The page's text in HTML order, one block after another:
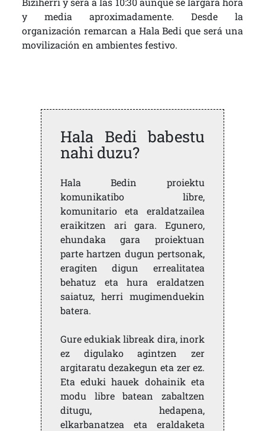
y media aproximadamente. Desde la
organización remarcan a Hala Bedi que será una
movilización en ambientes festivo.
Hala Bedi babestu
nahi duzu?
Hala Bedin proiektu
komunikatibo libre,
komunitario eta eraldatzailea
eraikitzen ari gara. Egunero,
ehundaka gara proiektuan
parte hartzen dugun pertsonak,
eragiten digun errealitatea
behatuz eta hura eraldatzen
saiatuz, herri mugimenduekin
batera.
Gure edukiak libreak dira, inork
ez digulako agintzen zer
argitaratu dezakegun eta zer ez.
Eta eduki hauek dohainik eta
modu libre batean zabaltzen
ditugu, hedapena,
elkarbanatzea eta eraldaketa